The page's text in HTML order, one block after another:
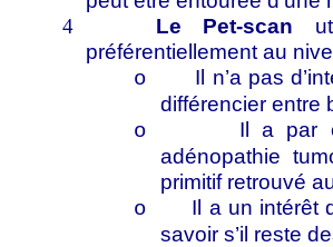
4 Le Pet-scan
préférentiellement au
o
Il n’a pas
différencier entre
o
Il a par
adénopathie
primitif retrouvé
o
Il a un intérêt
savoir s’il reste